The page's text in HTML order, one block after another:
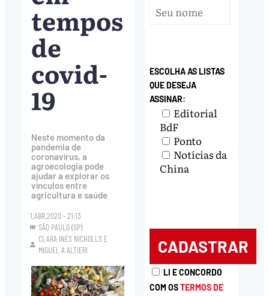
tempos
de
covid-
19
Neste momento da
pandemia de
coronavírus, a
agroecologia pode
ajudar a explorar os
vínculos entre
agricultura e saúde
1.ABR.2020 - 21:13
SÃO PAULO (SP)
CLARA INÉS NICHOLLS E
MIGUEL A ALTIERI
ESCOLHA AS LISTAS
QUE DESEJA
ASSINAR:
Editorial
BdF
Ponto
Notícias da
China
LI E CONCORDO
COM OSTERMOS DE